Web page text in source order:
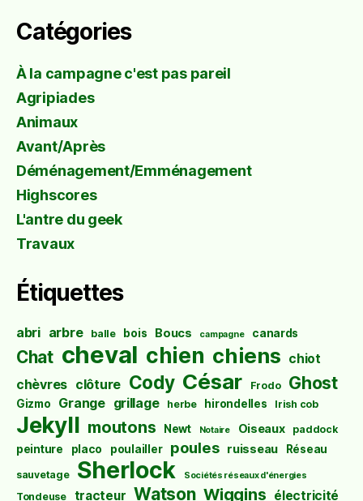
Catégories
À la campagne c'est pas pareil
Agripiades
Animaux
Avant/Après
Déménagement/Emménagement
Highscores
L'antre du geek
Travaux
Étiquettes
abri arbre balle bois Boucs campagne canards
Chat cheval chien chiens chiot
chèvres clôture Cody César Frodo Ghost
Gizmo Grange grillage herbe hirondelles Irish cob
Jekyll moutons Newt Notaire Oiseaux paddock
peinture placo poulailler poules ruisseau Réseau
sauvetage Sherlock Sociétés réseaux d'énergies
Tondeuse tracteur Watson Wiggins électricité